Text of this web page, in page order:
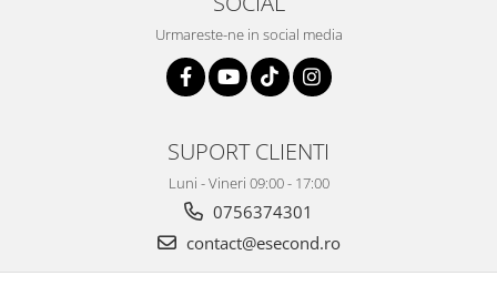
Castroane si adapatori animale
Igiena animale de companie
Mobila si transport animale de
companie
Urmareste-ne in social media
SUPORT CLIENTI
Luni - Vineri 09:00 - 17:00
0756374301
contact@esecond.ro